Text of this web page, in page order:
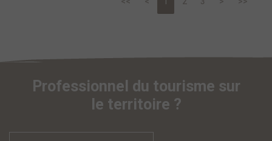
Professionnel du tourisme sur
le territoire ?